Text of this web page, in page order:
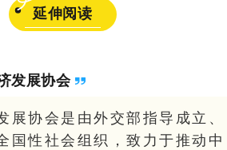
延伸阅读
发展协会
展协会是由外交部指导成立、
国性社会组织，致力于推动中